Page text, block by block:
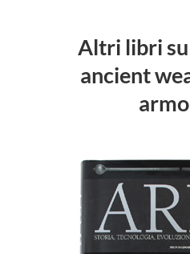
Altri libri
ancient